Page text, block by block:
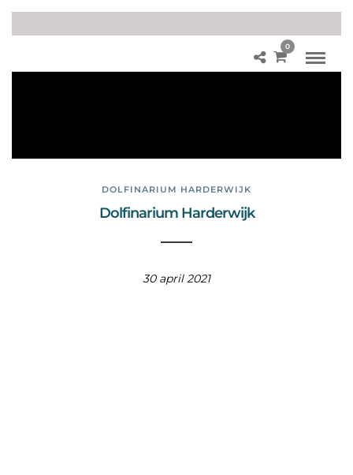
0
DOLFINARIUM HARDERWIJK
Dolfinarium Harderwijk
30 april 2021